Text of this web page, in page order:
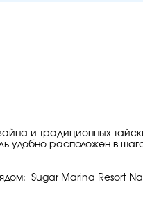
и традиционных
расположен в
Sugar Marina Resort